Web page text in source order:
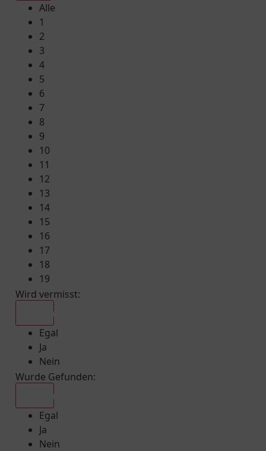
Alle
1
2
3
4
5
6
7
8
9
10
11
12
13
14
15
16
17
18
19
Wird vermisst:
Egal
Ja
Nein
Wurde Gefunden:
Egal
Ja
Nein